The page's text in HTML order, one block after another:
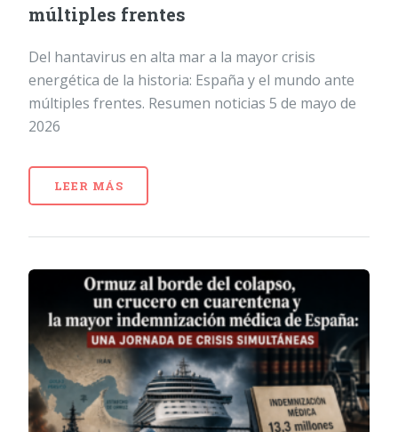
múltiples frentes
Del hantavirus en alta mar a la mayor crisis
energética de la historia: España y el mundo ante
múltiples frentes. Resumen noticias 5 de mayo de
2026
LEER MÁS